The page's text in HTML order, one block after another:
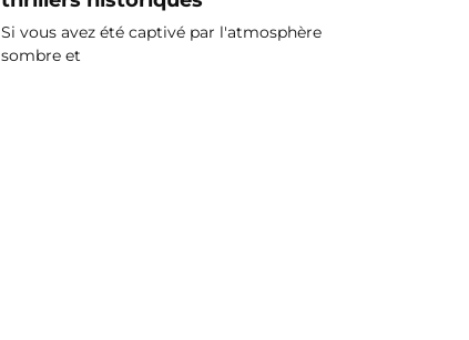
Si vous avez été captivé par l'atmosphère
sombre et